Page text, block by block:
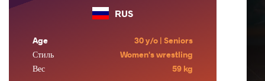
RUS
Age
30 y/o | Seniors
Стиль
Women's wrestling
Вес
59 kg